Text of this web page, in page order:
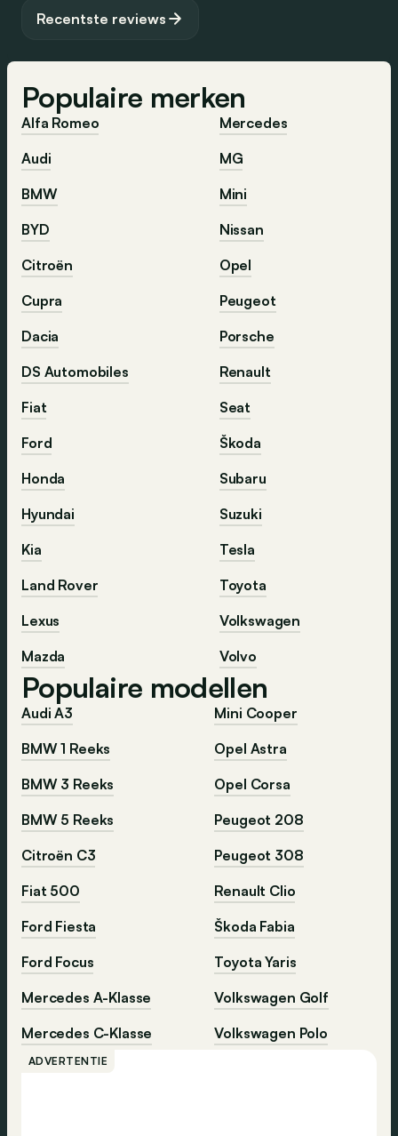
Recentste reviews
Populaire merken
Alfa Romeo
Audi
BMW
BYD
Citroën
Cupra
Dacia
DS Automobiles
Fiat
Ford
Honda
Hyundai
Kia
Land Rover
Lexus
Mazda
Mercedes
MG
Mini
Nissan
Opel
Peugeot
Porsche
Renault
Seat
Škoda
Subaru
Suzuki
Tesla
Toyota
Volkswagen
Volvo
Populaire modellen
Audi A3
BMW 1 Reeks
BMW 3 Reeks
BMW 5 Reeks
Citroën C3
Fiat 500
Ford Fiesta
Ford Focus
Mercedes A-Klasse
Mercedes C-Klasse
Mini Cooper
Opel Astra
Opel Corsa
Peugeot 208
Peugeot 308
Renault Clio
Škoda Fabia
Toyota Yaris
Volkswagen Golf
Volkswagen Polo
ADVERTENTIE